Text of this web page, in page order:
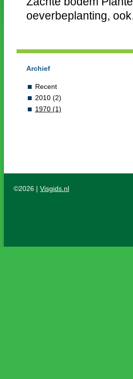
oeverbeplanting,
Archief
Recent
2010 (2)
1970 (1)
©2026 | Visgids.nl